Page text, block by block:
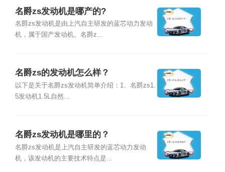
名爵zs发动机是哪产的?
名爵zs发动机是由上汽自主研发的蓝芯动力发动
机，属于国产发动机。名爵z...
名爵zs的发动机怎么样？
以下是关于名爵zs发动机简单介绍：1、名爵zs1.
5发动机1.5L自然...
名爵zs发动机是哪里的？
名爵zs发动机是上汽自主研发的蓝芯动力发动
机，该发动机的主要技术特点是...